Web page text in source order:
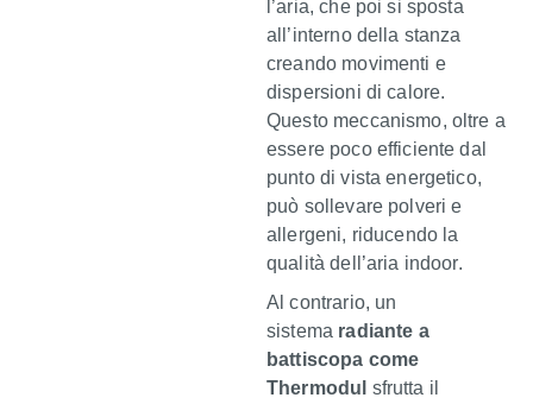
l’aria, che poi si sposta
all’interno della stanza
creando movimenti e
dispersioni di calore.
Questo meccanismo, oltre a
essere poco efficiente dal
punto di vista energetico,
può sollevare polveri e
allergeni, riducendo la
qualità dell’aria indoor.
Al contrario, un
sistema radiante a
battiscopa come
Thermodul sfrutta il